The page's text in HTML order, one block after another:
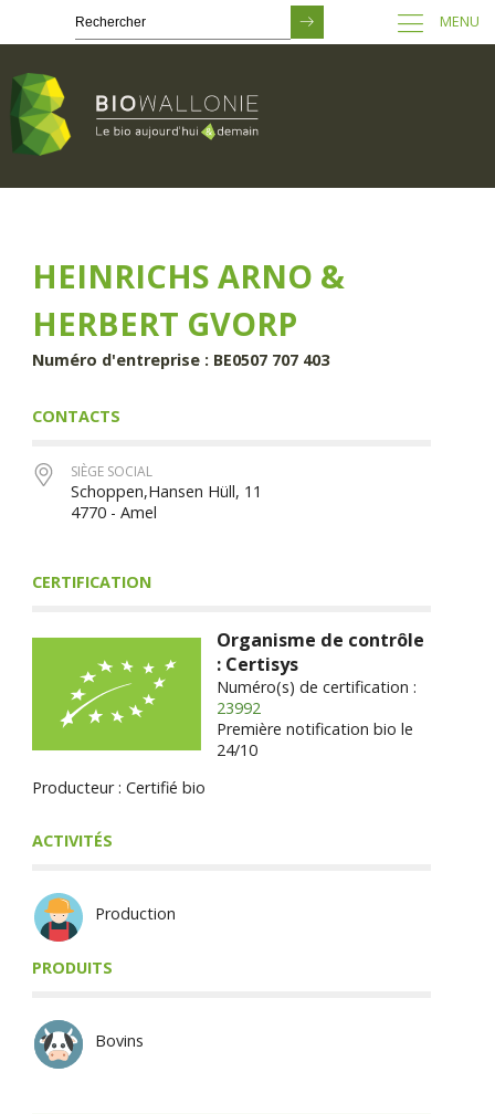
principal
MENU
HEINRICHS ARNO &
HERBERT GVORP
Numéro d'entreprise : BE0507 707 403
CONTACTS
SIÈGE SOCIAL
Schoppen,Hansen Hüll, 11
4770 - Amel
CERTIFICATION
Organisme de contrôle
: Certisys
Numéro(s) de certification :
23992
Première notification bio le
24/10
Producteur : Certifié bio
ACTIVITÉS
Production
PRODUITS
Bovins